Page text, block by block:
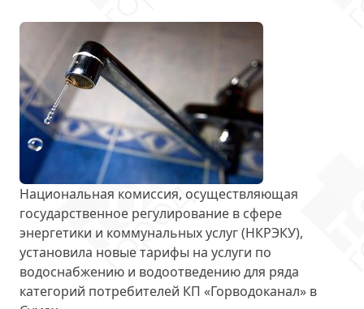
Национальная комиссия, осуществляющая
государственное регулирование в сфере
энергетики и коммунальных услуг (НКРЭКУ),
установила новые тарифы на услуги по
водоснабжению и водоотведению для ряда
категорий потребителей КП «Горводоканал» в